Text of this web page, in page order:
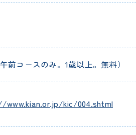
午前コースのみ。1歳以上。 無料）
kic/004.shtml